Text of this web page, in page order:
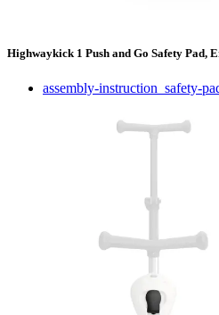
Highwaykick 1 Push and Go Safety Pad,
assembly-instruction_safety-